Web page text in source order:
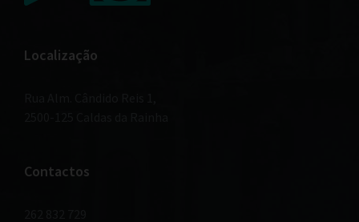
Localização
Contactos